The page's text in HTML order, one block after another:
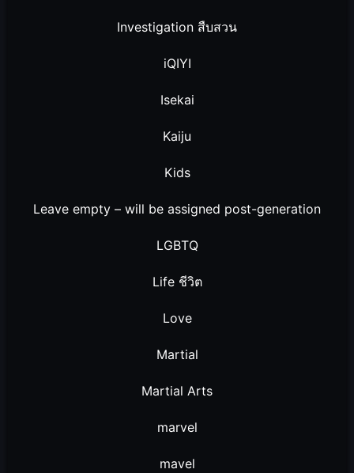
Investigation สืบสวน
iQIYI
Isekai
Kaiju
Kids
Leave empty – will be assigned post-generation
LGBTQ
Life ชีวิต
Love
Martial
Martial Arts
marvel
mavel